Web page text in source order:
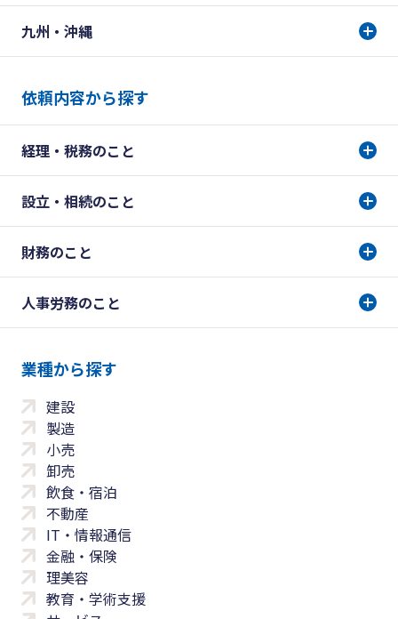
九州・沖縄
依頼内容から探す
経理・税務のこと
設立・相続のこと
財務のこと
人事労務のこと
業種から探す
建設
製造
小売
卸売
飲食・宿泊
不動産
IT・情報通信
金融・保険
理美容
教育・学術支援